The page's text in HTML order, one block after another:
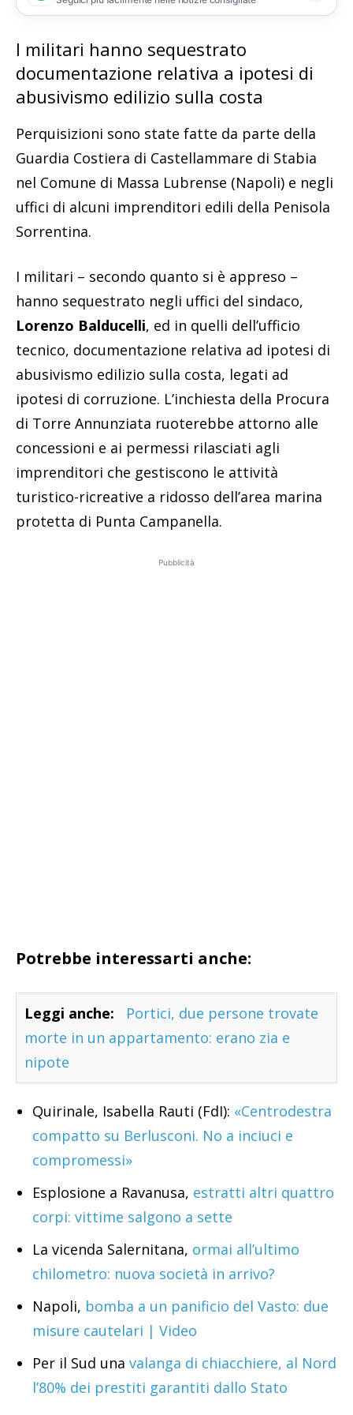
I militari hanno sequestrato
documentazione relativa a ipotesi di
abusivismo edilizio sulla costa
Perquisizioni sono state fatte da parte della
Guardia Costiera di Castellammare di Stabia
nel Comune di Massa Lubrense (Napoli) e negli
uffici di alcuni imprenditori edili della Penisola
Sorrentina.
I militari – secondo quanto si è appreso –
hanno sequestrato negli uffici del sindaco,
Lorenzo Balducelli, ed in quelli dell’ufficio
tecnico, documentazione relativa ad ipotesi di
abusivismo edilizio sulla costa, legati ad
ipotesi di corruzione. L’inchiesta della Procura
di Torre Annunziata ruoterebbe attorno alle
concessioni e ai permessi rilasciati agli
imprenditori che gestiscono le attività
turistico-ricreative a ridosso dell’area marina
protetta di Punta Campanella.
Pubblicità
Potrebbe interessarti anche:
Leggi anche:
Portici, due persone trovate
morte in un appartamento: erano zia e
nipote
Quirinale, Isabella Rauti (FdI): «Centrodestra
compatto su Berlusconi. No a inciuci e
compromessi»
Esplosione a Ravanusa, estratti altri quattro
corpi: vittime salgono a sette
La vicenda Salernitana, ormai all’ultimo
chilometro: nuova società in arrivo?
Napoli, bomba a un panificio del Vasto: due
misure cautelari | Video
Per il Sud una valanga di chiacchiere, al Nord
l’80% dei prestiti garantiti dallo Stato